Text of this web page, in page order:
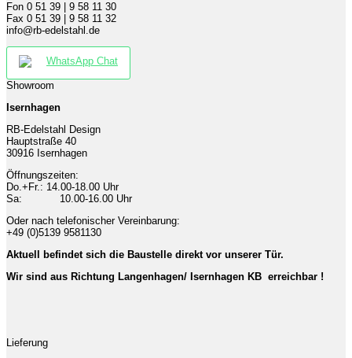
Fon 0 51 39 | 9 58 11 30
Fax 0 51 39 | 9 58 11 32
info@rb-edelstahl.de
WhatsApp Chat
Showroom
Isernhagen
RB-Edelstahl Design
Hauptstraße 40
30916 Isernhagen
Öffnungszeiten:
Do.+Fr.: 14.00-18.00 Uhr
Sa: 10.00-16.00 Uhr
Oder nach telefonischer Vereinbarung:
+49 (0)5139 9581130
Aktuell befindet sich die Baustelle direkt vor unserer Tür.
Wir sind aus Richtung Langenhagen/ Isernhagen KB erreichbar !
Lieferung